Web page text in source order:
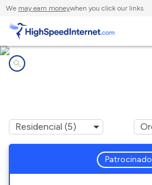
We may earn moneywhen you click our links.
Patrocinado